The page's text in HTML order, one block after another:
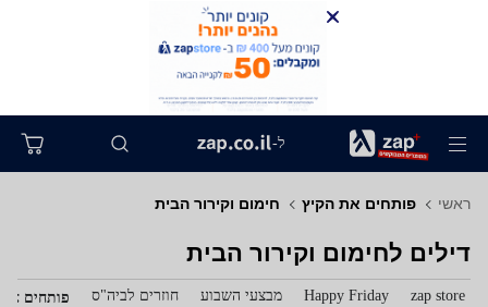
ל-
ראשי פותחים את הקיץ חימום וקירור הבית
דילים לחימום וקירור הבית
zap store
Happy Friday מבצעי השבוע חוזרים לביה"ס פותחים